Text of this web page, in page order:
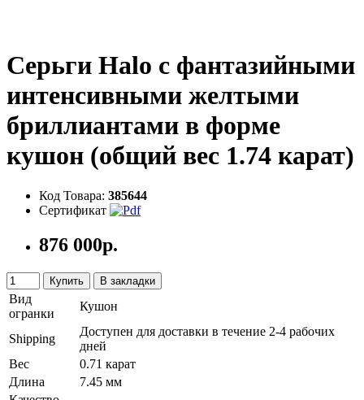
Серьги Halo с фантазийными
интенсивными желтыми
бриллиантами в форме
кушон (общий вес 1.74 карат)
Код Товара: 385644
Сертификат
876 000р.
Купить В закладки
Вид
огранки
Кушон
Shipping
Доступен для доставки в течение 2-4 рабочих
дней
Вес
0.71 карат
Длина
7.45 мм